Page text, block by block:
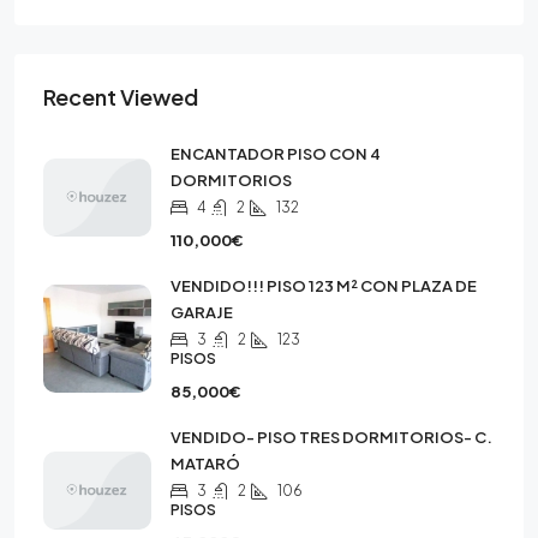
Recent Viewed
ENCANTADOR PISO CON 4
DORMITORIOS
4 2 132
110,000€
VENDIDO!!! PISO 123 M² CON PLAZA DE
GARAJE
3 2
123
PISOS
85,000€
VENDIDO- PISO TRES DORMITORIOS- C.
MATARÓ
3 2
106
PISOS